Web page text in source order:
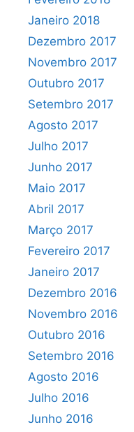
Janeiro 2018
Dezembro 2017
Novembro 2017
Outubro 2017
Setembro 2017
Agosto 2017
Julho 2017
Junho 2017
Maio 2017
Abril 2017
Março 2017
Fevereiro 2017
Janeiro 2017
Dezembro 2016
Novembro 2016
Outubro 2016
Setembro 2016
Agosto 2016
Julho 2016
Junho 2016